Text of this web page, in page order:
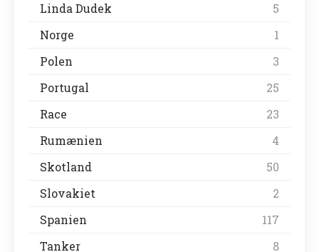
Linda Dudek
5
Norge
1
Polen
3
Portugal
25
Race
23
Rumænien
4
Skotland
50
Slovakiet
2
Spanien
117
Tanker
8